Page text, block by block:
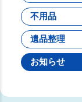
不用品
遺品整理
お知らせ